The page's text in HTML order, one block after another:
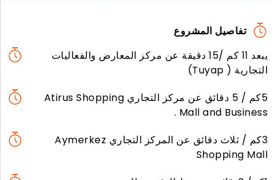
تفاصيل المشروع
يبعد 11 كم /15 دقيقة عن مركز المعارض والفعاليات
التجارية ( Tuyap)
5كم / 5 دقائق عن مركز التجاري Atirus Shopping
Mall and Business .
3كم / ثلاث دقائق عن المركز التجاري Aymerkez
Shopping Mall